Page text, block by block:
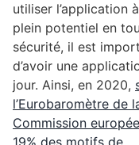
utiliser l’application
plein potentiel en
sécurité, il est
d’avoir une
jour. Ainsi, en 2020,
l’Eurobaromètre de
Commission
19% des motifs de